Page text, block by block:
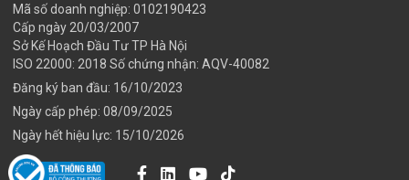
Mã số doanh nghiệp: 0102190423
Cấp ngày 20/03/2007
Sở Kế Hoạch Đầu Tư TP Hà Nội
ISO 22000: 2018 Số chứng nhận: AQV-40082
Đăng ký ban đầu: 16/10/2023
Ngày cấp phép: 08/09/2025
Ngày hết hiệu lực: 15/10/2026